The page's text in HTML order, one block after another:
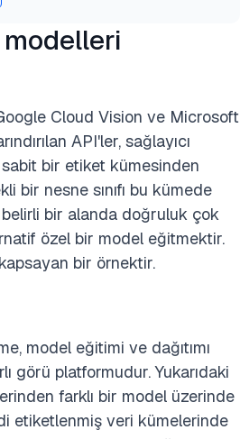
Cloud Vision ve Microsoft
API'ler, sağlayıcı
bir etiket kümesinden
bir nesne sınıfı bu kümede
bir alanda doğruluk çok
özel bir model eğitmektir.
bir örnektir.
model eğitimi ve dağıtımı
görü platformudur. Yukarıdaki
farklı bir model üzerinde
etiketlenmiş veri kümelerinde